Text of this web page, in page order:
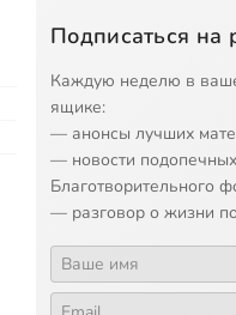
Подписаться на
Каждую неделю в
ящике:
— анонсы лучших
— новости подопечных
Благотворительного
— разговор о жизни